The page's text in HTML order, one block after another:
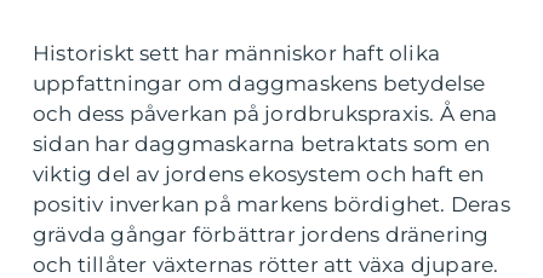
Historiskt sett har människor haft olika
uppfattningar om daggmaskens betydelse
och dess påverkan på jordbrukspraxis. Å ena
sidan har daggmaskarna betraktats som en
viktig del av jordens ekosystem och haft en
positiv inverkan på markens bördighet. Deras
grävda gångar förbättrar jordens dränering
och tillåter växternas rötter att växa djupare.